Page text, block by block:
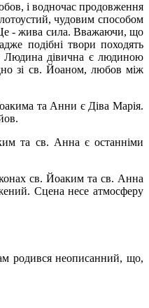
і водночас продовження
чудовим способом
Це - жива сила. Вважаючи, що
подібні твори походять
Людина дівична є людиною
зі св. Йоаном, любов між
та Анни є Діва Марія.
та св. Анна є останніми
св. Йоаким та св. Анна
Сцена несе атмосферу
родився неописанний, що,